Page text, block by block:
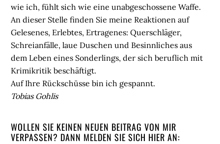
wie ich, fühlt sich wie eine unabgeschossene Waffe.
An dieser Stelle finden Sie meine Reaktionen auf
Gelesenes, Erlebtes, Ertragenes: Querschläger,
Schreianfälle, laue Duschen und Besinnliches aus
dem Leben eines Sonderlings, der sich beruflich mit
Krimikritik beschäftigt.
Auf Ihre Rückschüsse bin ich gespannt.
Tobias Gohlis
WOLLEN SIE KEINEN NEUEN BEITRAG VON MIR
VERPASSEN? DANN MELDEN SIE SICH HIER AN: